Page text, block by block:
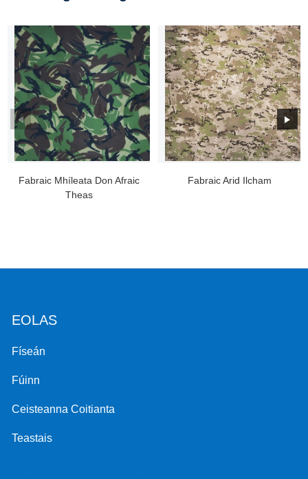
Fabraic Mhíleata Don Afraic
Theas
Fabraic Arid Ilcham
EOLAS
Físeán
Fúinn
Ceisteanna Coitianta
Teastais